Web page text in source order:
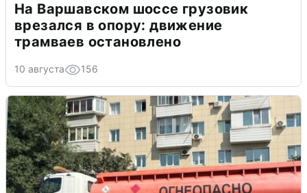
На Варшавском шоссе грузовик
врезался в опору: движение
трамваев остановлено
10 августа 156